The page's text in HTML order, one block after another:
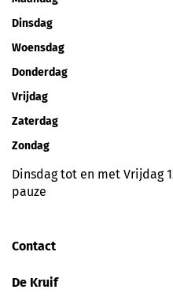
Dinsdag
Woensdag
Donderdag
Vrijdag
Zaterdag
Zondag
Dinsdag tot en met Vrijdag
pauze
Contact
De Kruif